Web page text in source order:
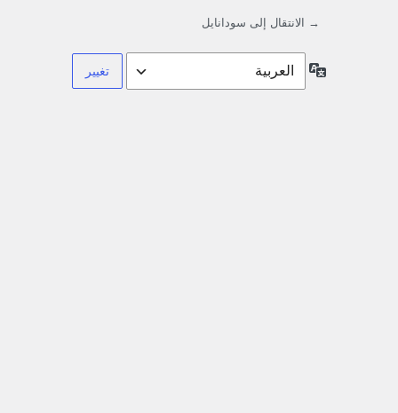
→ الانتقال إلى سودانايل
اللغة